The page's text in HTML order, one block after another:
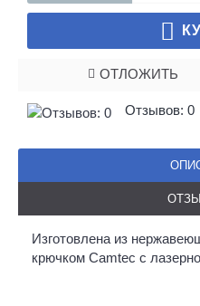
ОТЛОЖИТЬ
Отзывов: 0
Изготовлена из
крючком Camtec с